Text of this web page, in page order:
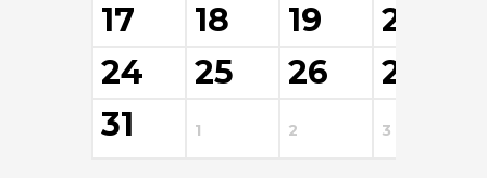
17
18 19 20
24
25 26 27
31
1 2 3